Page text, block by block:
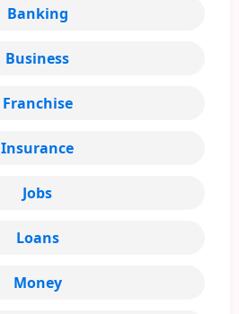
Banking
Business
Franchise
Insurance
Jobs
Loans
Money